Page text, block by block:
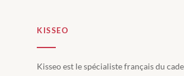
KISSEO
Kisseo est le spécialiste français du